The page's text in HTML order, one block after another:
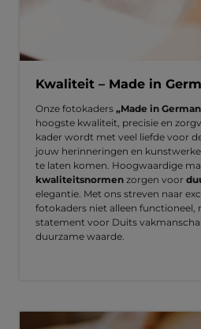
Kwaliteit – Made in
Onze fotokaders „Made in
hoogste kwaliteit, precisie en
kader wordt met veel liefde voor
jouw herinneringen en
te laten komen. Hoogwaardige
kwaliteitsnormen zorgen voor
elegantie. Met ons streven naar
fotokaders niet alleen functioneel,
statement voor Duits
duurzame waarde.